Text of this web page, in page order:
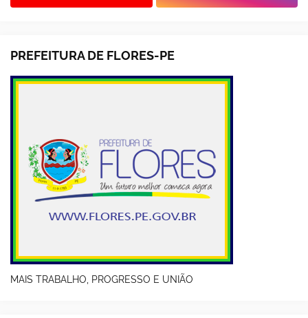
PREFEITURA DE FLORES-PE
MAIS TRABALHO, PROGRESSO E UNIÃO